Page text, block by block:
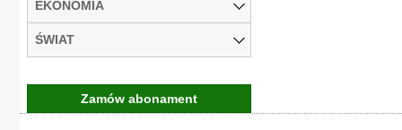
EKONOMIA
ŚWIAT
Zamów abonament